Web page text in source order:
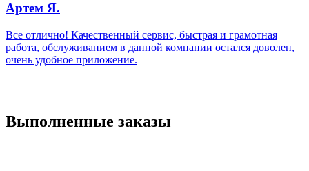
Артем Я.
Все отлично! Качественный сервис, быстрая и грамотная
работа, обслуживанием в данной компании остался доволен,
очень удобное приложение.
Выполненные заказы